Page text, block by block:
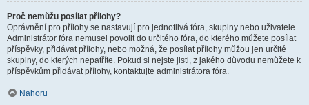
Proč nemůžu posílat přílohy?
Oprávnění pro přílohy se nastavují pro jednotlivá fóra, skupiny nebo uživatele.
Administrátor fóra nemusel povolit do určitého fóra, do kterého můžete posílat
příspěvky, přidávat přílohy, nebo možná, že posílat přílohy můžou jen určité
skupiny, do kterých nepatříte. Pokud si nejste jisti, z jakého důvodu nemůžete k
příspěvkům přidávat přílohy, kontaktujte administrátora fóra.
Nahoru